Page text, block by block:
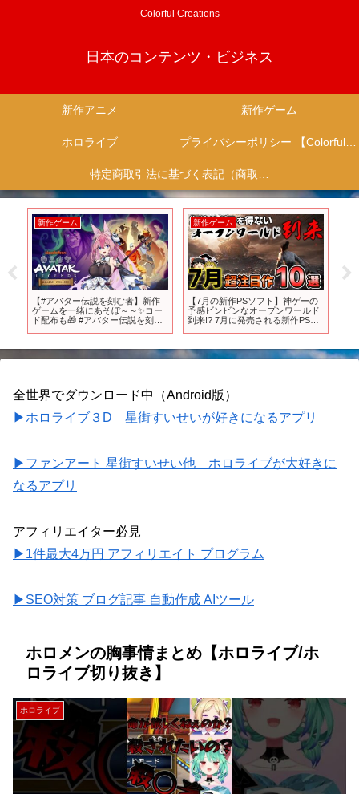
Colorful Creations
日本のコンテンツ・ビジネス
新作アニメ 新作ゲーム
ホロライブ プライバシーポリシー 【Colorful Creation】
特定商取引法に基づく表記（商取引に関する開示）
新作ゲーム
【#アバター伝説を刻む者】新作
ゲームを一緒にあそぼ～～✨コー
ド配布も🎁 #アバター伝説を刻む
新作ゲーム
【7月の新作PSソフト】神ゲーの
予感ビンビンなオープンワールド
到来!? 7月に発売される新作PSソ
報、おすすめゲーム情報、ゆっく
り解説】
全世界でダウンロード中（Android版）
▶ホロライブ３D 星街すいせいが好きになるアプリ
▶ファンアート 星街すいせい他 ホロライブが大好きに
なるアプリ
アフィリエイター必見
▶1件最大4万円 アフィリエイト プログラム
▶SEO対策 ブログ記事 自動作成 AIツール
ホロメンの胸事情まとめ【ホロライブ/ホ
ロライブ切り抜き】
ホロライブ